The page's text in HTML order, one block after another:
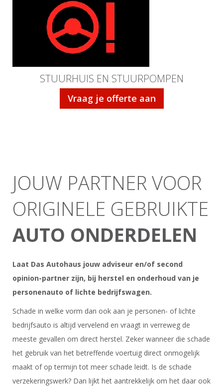
STUURHUIS EN STUURPOMPEN
Vraag je offerte aan
JOUW PARTNER VOOR
ORIGINELE GEBRUIKTE
AUTO ONDERDELEN
Laat Das Autohaus jouw adviseur en/of second
opinion-partner zijn, bij herstel en onderhoud van je
personenauto of lichte bedrijfswagen.
Schade in welke vorm dan ook aan je personen- of lichte
bedrijfsauto is altijd vervelend en vraagt in verreweg de
meeste gevallen om direct herstel. Zeker wanneer die schade
het gebruik van het betreffende voertuig direct onmogelijk
maakt of op termijn tot meer schade leidt. Is de schade
verzekeringswerk? Dan lijkt het aantrekkelijk om het daar ook